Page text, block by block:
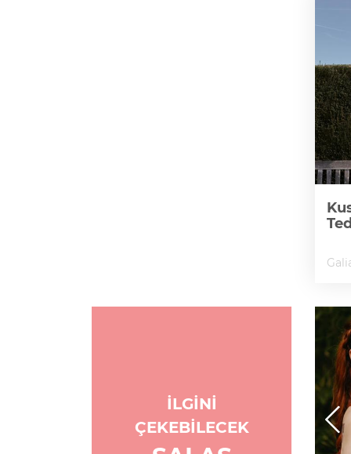
İLGİNİ
ÇEKEBİLECEK